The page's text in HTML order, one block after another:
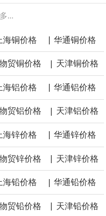
，焦炭连续涨2.72%，铁矿石连续
白银连续涨2.61%。
价格，与此同时，各方正就一项旨在
协议进行谈判。尽管胡塞武装的威胁
的替代路线，但沙特方面仍下调了价
...
海铜价格 | 华通铜价格
贸铜价格 | 天津铜价格
海铝价格 华通铝价格
贸铝价格 | 天津铝价格
海锌价格 华通锌价格
贸锌价格 | 天津锌价格
海铅价格 | 华通铅价格
贸铅价格 天津铅价格